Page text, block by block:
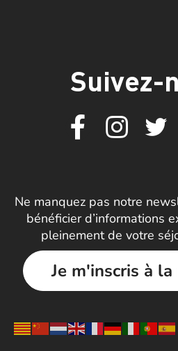
Suivez-
Ne manquez pas notre
bénéficier d’informations
pleinement de votre
Je m'inscris à